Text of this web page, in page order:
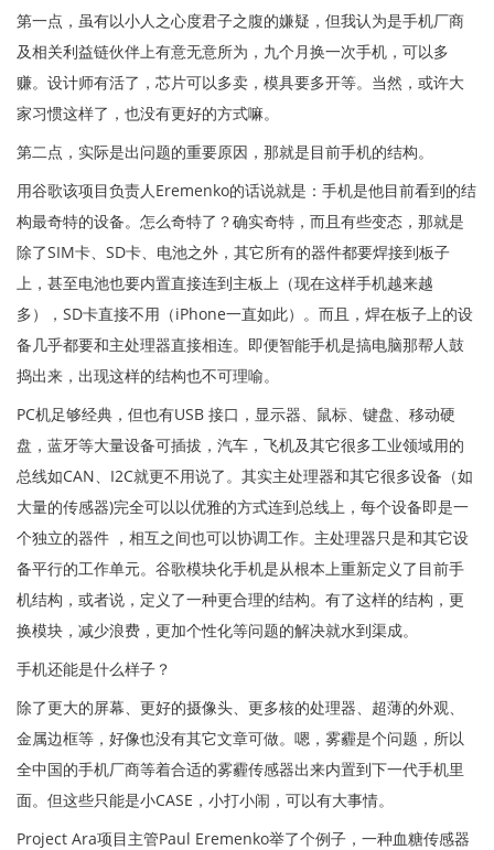
第一点，虽有以小人之心度君子之腹的嫌疑，但我认为是手机厂商
及相关利益链伙伴上有意无意所为，九个月换一次手机，可以多
赚。设计师有活了，芯片可以多卖，模具要多开等。当然，或许大
家习惯这样了，也没有更好的方式嘛。
第二点，实际是出问题的重要原因，那就是目前手机的结构。
用谷歌该项目负责人Eremenko的话说就是：手机是他目前看到的结
构最奇特的设备。怎么奇特了？确实奇特，而且有些变态，那就是
除了SIM卡、SD卡、电池之外，其它所有的器件都要焊接到板子
上，甚至电池也要内置直接连到主板上（现在这样手机越来越
多），SD卡直接不用（iPhone一直如此）。而且，焊在板子上的设
备几乎都要和主处理器直接相连。即便智能手机是搞电脑那帮人鼓
捣出来，出现这样的结构也不可理喻。
PC机足够经典，但也有USB 接口，显示器、鼠标、键盘、移动硬
盘，蓝牙等大量设备可插拔，汽车，飞机及其它很多工业领域用的
总线如CAN、I2C就更不用说了。其实主处理器和其它很多设备（如
大量的传感器)完全可以以优雅的方式连到总线上，每个设备即是一
个独立的器件 ，相互之间也可以协调工作。主处理器只是和其它设
备平行的工作单元。谷歌模块化手机是从根本上重新定义了目前手
机结构，或者说，定义了一种更合理的结构。有了这样的结构，更
换模块，减少浪费，更加个性化等问题的解决就水到渠成。
手机还能是什么样子？
除了更大的屏幕、更好的摄像头、更多核的处理器、超薄的外观、
金属边框等，好像也没有其它文章可做。嗯，雾霾是个问题，所以
全中国的手机厂商等着合适的雾霾传感器出来内置到下一代手机里
面。但这些只能是小CASE，小打小闹，可以有大事情。
Project Ara项目主管Paul Eremenko举了个例子，一种血糖传感器